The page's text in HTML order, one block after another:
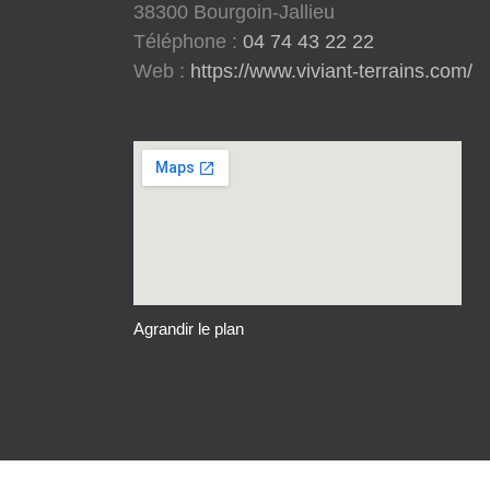
38300 Bourgoin-Jallieu
Téléphone : 04 74 43 22 22
Web : https://www.viviant-terrains.com/
Agrandir le plan